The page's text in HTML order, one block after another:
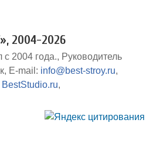
2004-2026
с 2004 года.
Руководитель
E-mail: info@best-stroy.ru
BestStudio.ru